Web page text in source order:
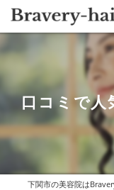
口コミで人